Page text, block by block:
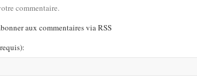
commentaire.
aux commentaires via RSS
: